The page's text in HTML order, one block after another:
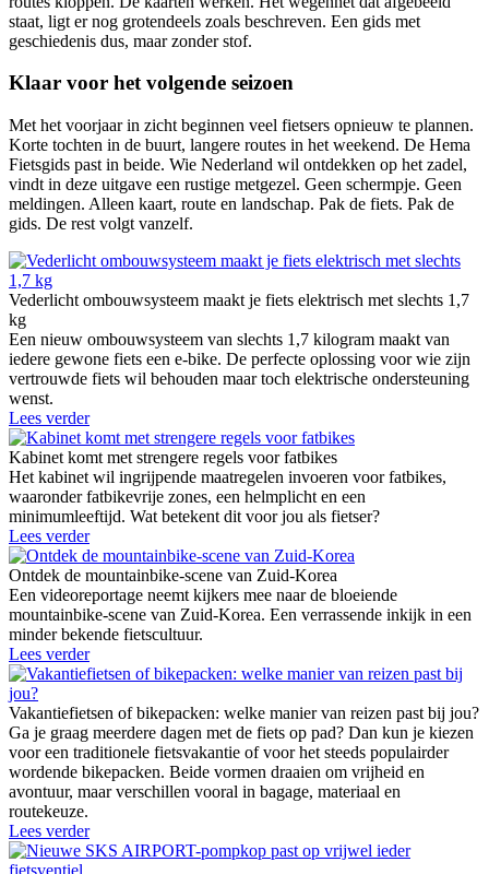
staat, ligt er nog grotendeels zoals beschreven. Een gids met
geschiedenis dus, maar zonder stof.
Klaar voor het volgende seizoen
Met het voorjaar in zicht beginnen veel fietsers opnieuw te plannen.
Korte tochten in de buurt, langere routes in het weekend. De Hema
Fietsgids past in beide. Wie Nederland wil ontdekken op het zadel,
vindt in deze uitgave een rustige metgezel. Geen schermpje. Geen
meldingen. Alleen kaart, route en landschap. Pak de fiets. Pak de
gids. De rest volgt vanzelf.
Vederlicht ombouwsysteem maakt je fiets elektrisch met slechts 1,7
kg
Een nieuw ombouwsysteem van slechts 1,7 kilogram maakt van
iedere gewone fiets een e-bike. De perfecte oplossing voor wie zijn
vertrouwde fiets wil behouden maar toch elektrische ondersteuning
wenst.
Lees verder
Kabinet komt met strengere regels voor fatbikes
Het kabinet wil ingrijpende maatregelen invoeren voor fatbikes,
waaronder fatbikevrije zones, een helmplicht en een
minimumleeftijd. Wat betekent dit voor jou als fietser?
Lees verder
Ontdek de mountainbike-scene van Zuid-Korea
Een videoreportage neemt kijkers mee naar de bloeiende
mountainbike-scene van Zuid-Korea. Een verrassende inkijk in een
minder bekende fietscultuur.
Lees verder
Vakantiefietsen of bikepacken: welke manier van reizen past bij jou?
Ga je graag meerdere dagen met de fiets op pad? Dan kun je kiezen
voor een traditionele fietsvakantie of voor het steeds populairder
wordende bikepacken. Beide vormen draaien om vrijheid en
avontuur, maar verschillen vooral in bagage, materiaal en
routekeuze.
Lees verder